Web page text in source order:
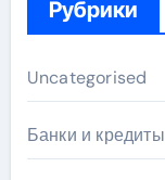
Рубрики
Uncategorised
Банки и кредиты